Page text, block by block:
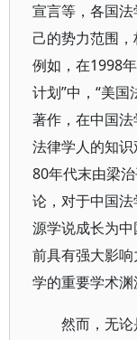
宣言等，各国
己的势力范围
例如，在1998
计划”中，“美
著作，在中国
法律学人的知
80年代末由梁
论，对于中国
源学说成长为
前具有强大影
学的重要学术
然而，无